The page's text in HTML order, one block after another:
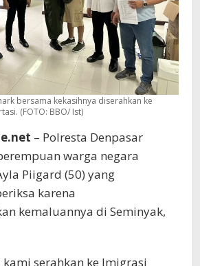
bersama kekasihnya diserahkan ke
(FOTO: BBO/ Ist)
– Polresta Denpasar
warga negara
Piigard (50) yang
karena
kemaluannya di Seminyak,
kami serahkan ke Imigrasi